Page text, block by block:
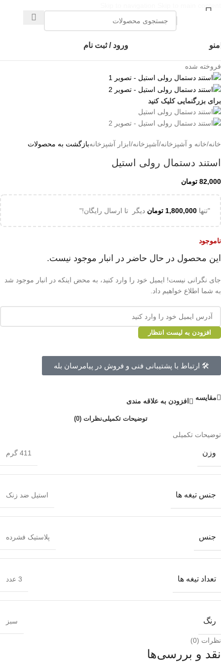
👈با کلیک روی این نوشته عضو کانال هوم پلاست در پیام رسان بله شوید👉
منو ورود / ثبت نام
فروخته شده
برای بزرگنمایی کلیک کنید
خانه/خانه و آشپزخانه/آشپزخانه/ابزار آشپزخانهبازگشت به محصولات
استند دستمال رولی استیل
82,000 تومان
"تنها 1,800,000 تومان دیگر تا ارسال رایگان!"
ناموجود
این محصول در حال حاضر در انبار موجود نیست.
جای نگرانی نیست! ایمیل خود را وارد کنید، به محض اینکه در انبار موجود شد
به شما اطلاع خواهیم داد.
افزودن به لیست انتظار
🛠 ارتباط با پشتیبانی فنی و فروش در پیامرسان بله
مقايسه افزودن به علاقه مندی
توضیحات تکمیلینظرات (0)
توضیحات تکمیلی
وزن 411 گرم
جنس تیغه ها استیل ضد زنک
جنس پلاستیک فشرده
تعداد تیغه ها 3 عدد
رنگ سبز
نظرات (0)
نقد و بررسی‌ها